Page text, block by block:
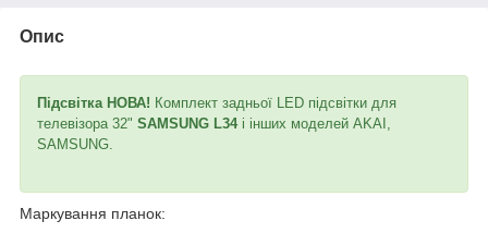
Опис
Підсвітка НОВА! Комплект задньої LED підсвітки для
телевізора 32" SAMSUNG L34і інших моделей AKAI,
SAMSUNG.
Маркування планок: